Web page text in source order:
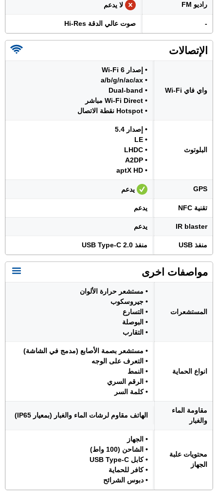
راديو FM لا يدعم
- صوت عالي الدقة Hi-Res
الإتصالات
واي فاي Wi-Fi
• إصدار Wi-Fi 6
• a/b/g/n/ac/ax
• Dual-band
• Wi-Fi Direct مباشر
• Hotspot نقطة الاتصال
البلوتوث
• إصدار 5.4
• LE
• LHDC
• A2DP
• aptX HD
GPS يدعم
تقنية NFC يدعم
IR blaster يدعم
منفذ USB منفذ USB Type-C 2.0
مواصفات اخرى
المستشعرات
• مستشعر حرارة الألوان
• جيروسكوب
• التسارع
• البوصلة
• التقارب
انواع الحماية
• مستشعر بصمة الأصابع (مدمج في الشاشة)
• التعرف على الوجه
• النمط
• الرقم السري
• كلمة السر
مقاومة الماء
والغبار
الهاتف مقاوم لرشات الماء والغبار (بمعيار IP65)
محتويات علبة
الجهاز
• الجهاز
• الشاحن (100 واط)
• كابل USB Type-C
• كافر للحماية
• دبوس الشرائح